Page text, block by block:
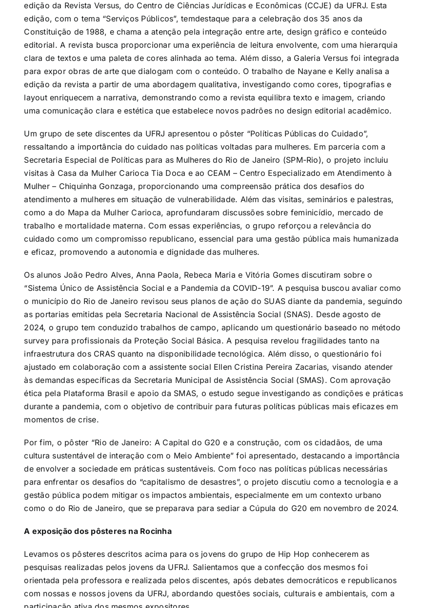
edição da Revista Versus, do Centro de Ciências Jurídicas e Econômicas (CCJE) da UFRJ. Esta
edição, com o tema “Serviços Públicos”, temdestaque para a celebração dos 35 anos da
Constituição de 1988, e chama a atenção pela integração entre arte, design gráfico e conteúdo
editorial. A revista busca proporcionar uma experiência de leitura envolvente, com uma hierarquia
clara de textos e uma paleta de cores alinhada ao tema. Além disso, a Galeria Versus foi integrada
para expor obras de arte que dialogam com o conteúdo. O trabalho de Nayane e Kelly analisa a
edição da revista a partir de uma abordagem qualitativa, investigando como cores, tipografias e
layout enriquecem a narrativa, demonstrando como a revista equilibra texto e imagem, criando
uma comunicação clara e estética que estabelece novos padrões no design editorial acadêmico.
Um grupo de sete discentes da UFRJ apresentou o pôster “Políticas Públicas do Cuidado”,
ressaltando a importância do cuidado nas políticas voltadas para mulheres. Em parceria com a
Secretaria Especial de Políticas para as Mulheres do Rio de Janeiro (SPM-Rio), o projeto incluiu
visitas à Casa da Mulher Carioca Tia Doca e ao CEAM – Centro Especializado em Atendimento à
Mulher – Chiquinha Gonzaga, proporcionando uma compreensão prática dos desafios do
atendimento a mulheres em situação de vulnerabilidade. Além das visitas, seminários e palestras,
como a do Mapa da Mulher Carioca, aprofundaram discussões sobre feminicídio, mercado de
trabalho e mortalidade materna. Com essas experiências, o grupo reforçou a relevância do
cuidado como um compromisso republicano, essencial para uma gestão pública mais humanizada
e eficaz, promovendo a autonomia e dignidade das mulheres.
Os alunos João Pedro Alves, Anna Paola, Rebeca Maria e Vitória Gomes discutiram sobre o
“Sistema Único de Assistência Social e a Pandemia da COVID-19”. A pesquisa buscou avaliar como
o município do Rio de Janeiro revisou seus planos de ação do SUAS diante da pandemia, seguindo
as portarias emitidas pela Secretaria Nacional de Assistência Social (SNAS). Desde agosto de
2024, o grupo tem conduzido trabalhos de campo, aplicando um questionário baseado no método
survey para profissionais da Proteção Social Básica. A pesquisa revelou fragilidades tanto na
infraestrutura dos CRAS quanto na disponibilidade tecnológica. Além disso, o questionário foi
ajustado em colaboração com a assistente social Ellen Cristina Pereira Zacarias, visando atender
às demandas específicas da Secretaria Municipal de Assistência Social (SMAS). Com aprovação
ética pela Plataforma Brasil e apoio da SMAS, o estudo segue investigando as condições e práticas
durante a pandemia, com o objetivo de contribuir para futuras políticas públicas mais eficazes em
momentos de crise.
Por fim, o pôster “Rio de Janeiro: A Capital do G20 e a construção, com os cidadãos, de uma
cultura sustentável de interação com o Meio Ambiente” foi apresentado, destacando a importância
de envolver a sociedade em práticas sustentáveis. Com foco nas políticas públicas necessárias
para enfrentar os desafios do “capitalismo de desastres”, o projeto discutiu como a tecnologia e a
gestão pública podem mitigar os impactos ambientais, especialmente em um contexto urbano
como o do Rio de Janeiro, que se preparava para sediar a Cúpula do G20 em novembro de 2024.
A exposição dos pôsteres na Rocinha
Levamos os pôsteres descritos acima para os jovens do grupo de Hip Hop conhecerem as
pesquisas realizadas pelos jovens da UFRJ. Salientamos que a confecção dos mesmos foi
orientada pela professora e realizada pelos discentes, após debates democráticos e republicanos
com nossas e nossos jovens da UFRJ, abordando questões sociais, culturais e ambientais, com a